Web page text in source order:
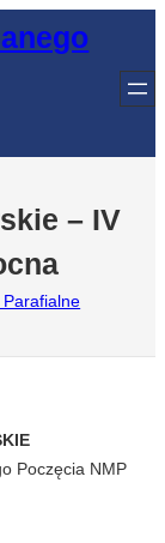
– IV
Parafialne
Poczęcia NMP